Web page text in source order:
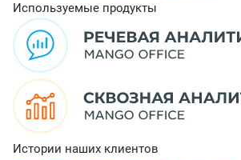
Используемые продукты
Истории наших клиентов